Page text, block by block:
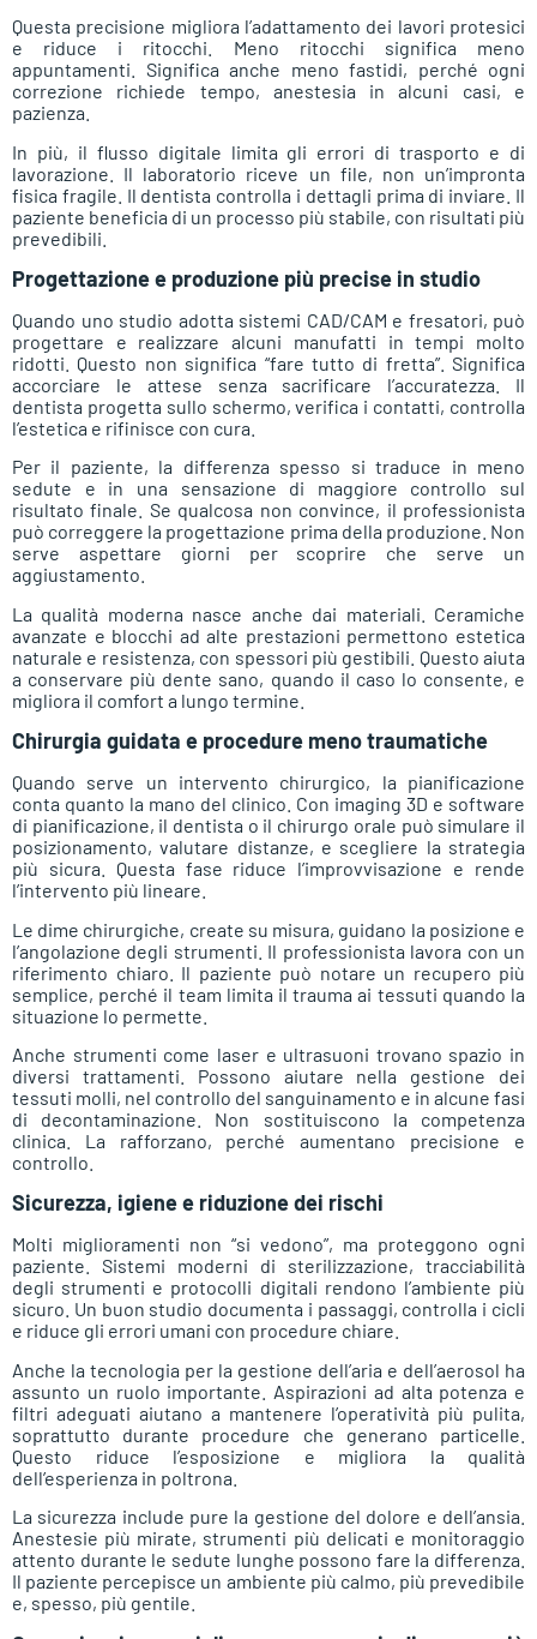
Questa precisione migliora l’adattamento dei lavori protesici
e riduce i ritocchi. Meno ritocchi significa meno
appuntamenti. Significa anche meno fastidi, perché ogni
correzione richiede tempo, anestesia in alcuni casi, e
pazienza.
In più, il flusso digitale limita gli errori di trasporto e di
lavorazione. Il laboratorio riceve un file, non un’impronta
fisica fragile. Il dentista controlla i dettagli prima di inviare. Il
paziente beneficia di un processo più stabile, con risultati più
prevedibili.
Progettazione e produzione più precise in studio
Quando uno studio adotta sistemi CAD/CAM e fresatori, può
progettare e realizzare alcuni manufatti in tempi molto
ridotti. Questo non significa “fare tutto di fretta”. Significa
accorciare le attese senza sacrificare l’accuratezza. Il
dentista progetta sullo schermo, verifica i contatti, controlla
l’estetica e rifinisce con cura.
Per il paziente, la differenza spesso si traduce in meno
sedute e in una sensazione di maggiore controllo sul
risultato finale. Se qualcosa non convince, il professionista
può correggere la progettazione prima della produzione. Non
serve aspettare giorni per scoprire che serve un
aggiustamento.
La qualità moderna nasce anche dai materiali. Ceramiche
avanzate e blocchi ad alte prestazioni permettono estetica
naturale e resistenza, con spessori più gestibili. Questo aiuta
a conservare più dente sano, quando il caso lo consente, e
migliora il comfort a lungo termine.
Chirurgia guidata e procedure meno traumatiche
Quando serve un intervento chirurgico, la pianificazione
conta quanto la mano del clinico. Con imaging 3D e software
di pianificazione, il dentista o il chirurgo orale può simulare il
posizionamento, valutare distanze, e scegliere la strategia
più sicura. Questa fase riduce l’improvvisazione e rende
l’intervento più lineare.
Le dime chirurgiche, create su misura, guidano la posizione e
l’angolazione degli strumenti. Il professionista lavora con un
riferimento chiaro. Il paziente può notare un recupero più
semplice, perché il team limita il trauma ai tessuti quando la
situazione lo permette.
Anche strumenti come laser e ultrasuoni trovano spazio in
diversi trattamenti. Possono aiutare nella gestione dei
tessuti molli, nel controllo del sanguinamento e in alcune fasi
di decontaminazione. Non sostituiscono la competenza
clinica. La rafforzano, perché aumentano precisione e
controllo.
Sicurezza, igiene e riduzione dei rischi
Molti miglioramenti non “si vedono”, ma proteggono ogni
paziente. Sistemi moderni di sterilizzazione, tracciabilità
degli strumenti e protocolli digitali rendono l’ambiente più
sicuro. Un buon studio documenta i passaggi, controlla i cicli
e riduce gli errori umani con procedure chiare.
Anche la tecnologia per la gestione dell’aria e dell’aerosol ha
assunto un ruolo importante. Aspirazioni ad alta potenza e
filtri adeguati aiutano a mantenere l’operatività più pulita,
soprattutto durante procedure che generano particelle.
Questo riduce l’esposizione e migliora la qualità
dell’esperienza in poltrona.
La sicurezza include pure la gestione del dolore e dell’ansia.
Anestesie più mirate, strumenti più delicati e monitoraggio
attento durante le sedute lunghe possono fare la differenza.
Il paziente percepisce un ambiente più calmo, più prevedibile
e, spesso, più gentile.